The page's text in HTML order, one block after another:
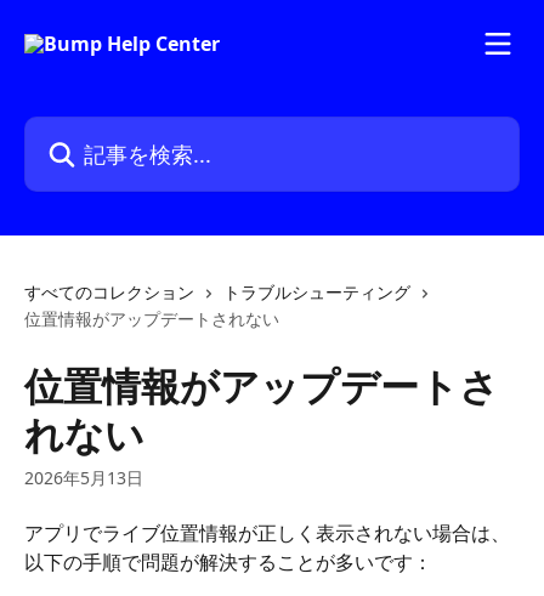
記事を検索...
すべてのコレクション
トラブルシューティング
位置情報がアップデートされない
位置情報がアップデートさ
れない
2026年5月13日
アプリでライブ位置情報が正しく表示されない場合は、
以下の手順で問題が解決することが多いです：